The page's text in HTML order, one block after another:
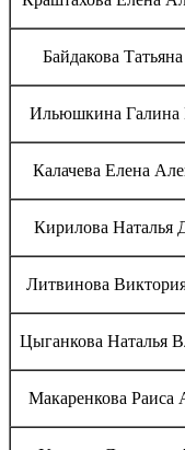
Байдакова
Ильюшкина Галина
Калачева Елена
Кирилова Наталья
Литвинова
Цыганкова Наталья
Макаренкова Раиса